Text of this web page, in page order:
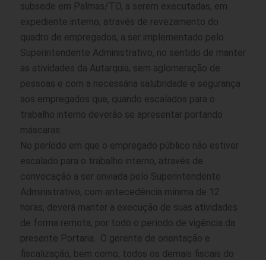
subsede em Palmas/TO, a serem executadas, em
expediente interno, através de revezamento do
quadro de empregados, a ser implementado pelo
Superintendente Administrativo, no sentido de manter
as atividades da Autarquia, sem aglomeração de
pessoas e com a necessária salubridade e segurança
aos empregados que, quando escalados para o
trabalho interno deverão se apresentar portando
máscaras.
No período em que o empregado público não estiver
escalado para o trabalho interno, através de
convocação a ser enviada pelo Superintendente
Administrativo, com antecedência mínima de 12
horas, deverá manter a execução de suas atividades
de forma remota, por todo o período de vigência da
presente Portaria. O gerente de orientação e
fiscalização, bem como, todos os demais fiscais do